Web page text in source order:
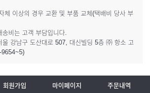
체 이상의 경우 교환 및 부품 교체(택배비 당사 부
비는 고객 부담입니다.
울 강남구 도산대로 507, 대신빌딩 5층 ㈜ 항소 고
9654~5)
회원가입 마이페이지 주문내역